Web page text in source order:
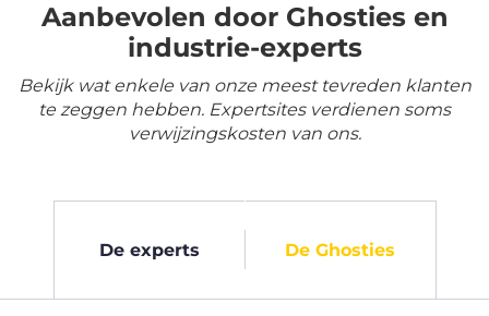
Aanbevolen door Ghosties en
industrie-experts
Bekijk wat enkele van onze meest tevreden klanten
te zeggen hebben. Expertsites verdienen soms
verwijzingskosten van ons.
De experts De Ghosties